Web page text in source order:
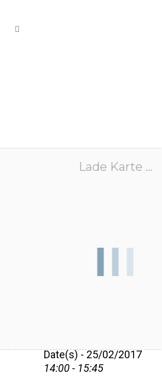
Lade Karte ...
Date(s) - 25/02/2017
14:00 - 15:45